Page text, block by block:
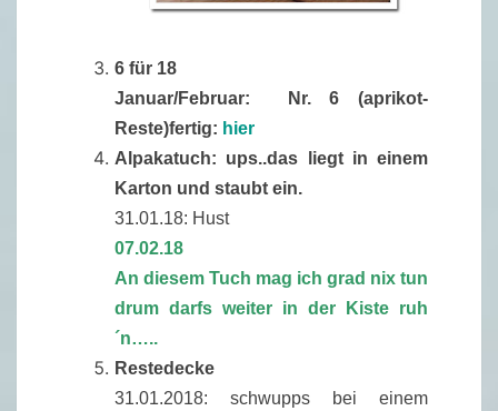
6 für 18
Januar/Februar: Nr. 6 (aprikot-
Reste)fertig: hier
Alpakatuch: ups..das liegt in einem
Karton und staubt ein.
31.01.18: Hust
07.02.18
An diesem Tuch mag ich grad nix tun
drum darfs weiter in der Kiste ruh
´n…..
Restedecke
31.01.2018: schwupps bei einem